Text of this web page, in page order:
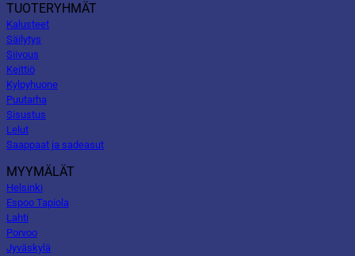
TUOTERYHMÄT
Kalusteet
Säilytys
Siivous
Keittiö
Kylpyhuone
Puutarha
Sisustus
Lelut
Saappaat ja sadeasut
MYYMÄLÄT
Helsinki
Espoo Tapiola
Lahti
Porvoo
Jyväskylä